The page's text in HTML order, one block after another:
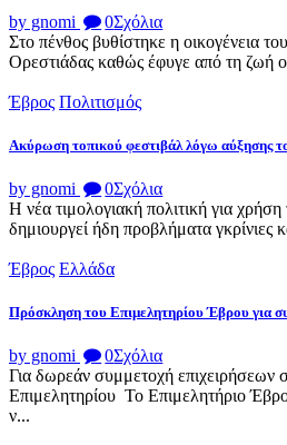
by gnomi 0Σχόλια
Στο πένθος βυθίστηκε η οικογένεια
Ορεστιάδας καθώς έφυγε από τη ζωή
Έβρος Πολιτισμός
Ακύρωση τοπικού φεστιβάλ λόγω αύξησης
by gnomi 0Σχόλια
Η νέα τιμολογιακή πολιτική για
δημιουργεί ήδη προβλήματα γκρίνιες
Έβρος Ελλάδα
Πρόσκληση του Επιμελητηρίου Έβρου για
by gnomi 0Σχόλια
Για δωρεάν συμμετοχή επιχειρήσεων
Επιμελητηρίου Το Επιμελητήριο
ν...